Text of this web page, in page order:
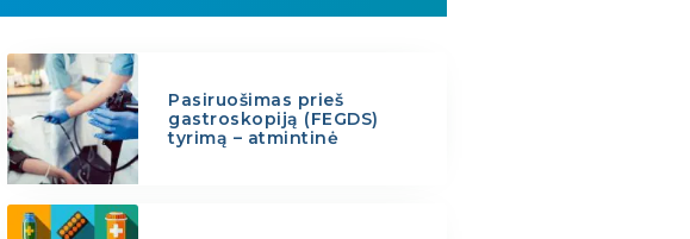
Pasiruošimas prieš
gastroskopiją (FEGDS)
tyrimą – atmintinė